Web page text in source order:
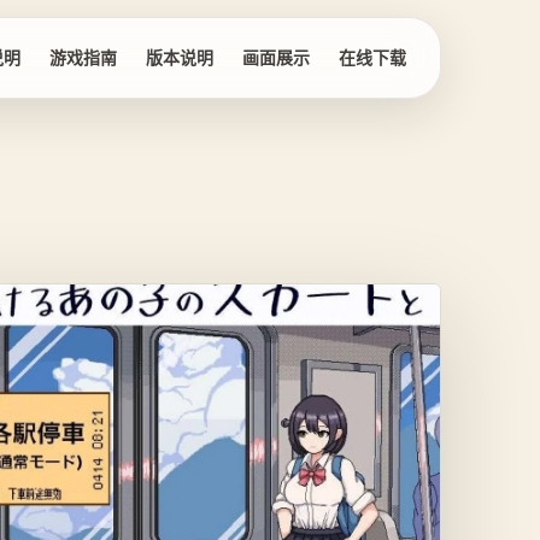
游戏指南 版本说明 画面展示 在线下载